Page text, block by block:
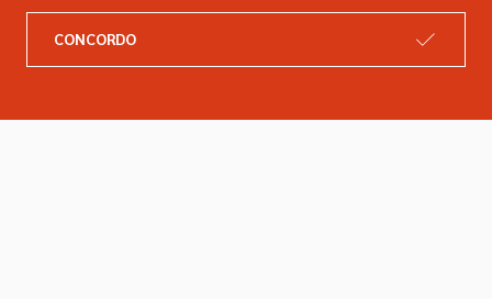
Catálogo
CONCORDO